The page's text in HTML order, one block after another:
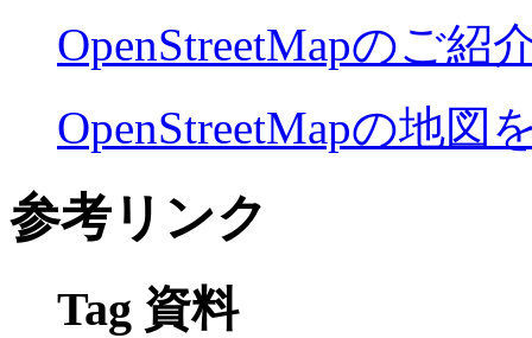
OpenStreetMapのご紹
OpenStreetMapの地図
参考リンク
Tag 資料